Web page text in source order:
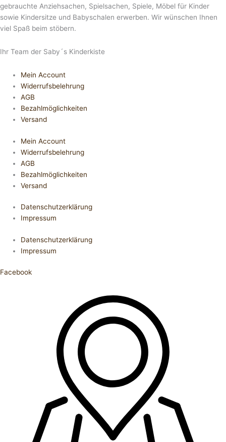
gebrauchte Anziehsachen, Spiel­sachen, Spiele, Möbel für Kinder
sowie Kindersitze und Babyschalen erwerben. Wir wünschen Ihnen
viel Spaß beim stöbern.
Ihr Team der Saby´s Kinderkiste
Mein Account
Widerrufsbelehrung
AGB
Bezahlmöglichkeiten
Versand
Mein Account
Widerrufsbelehrung
AGB
Bezahlmöglichkeiten
Versand
Datenschutzerklärung
Impressum
Datenschutzerklärung
Impressum
Facebook